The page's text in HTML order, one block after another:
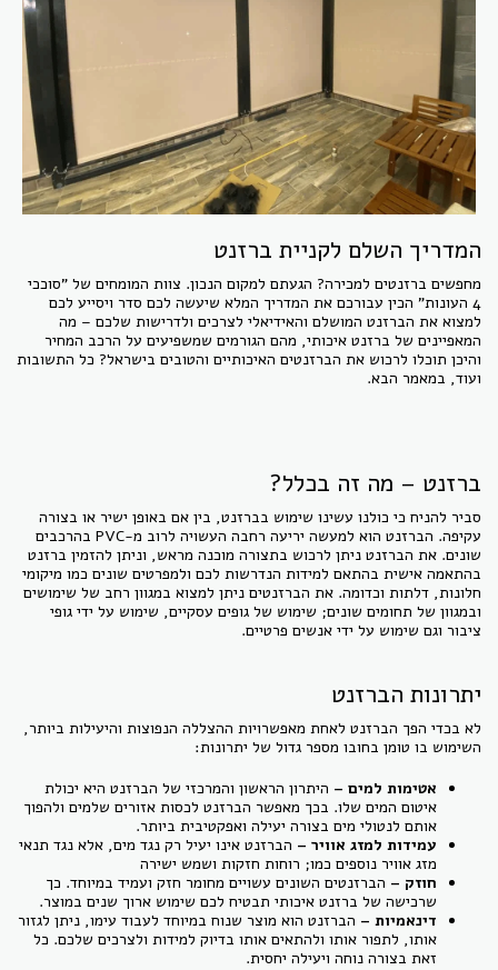
המדריך השלם לקניית ברזנט
מחפשים ברזנטים למכירה? הגעתם למקום הנכון. צוות המומחים של "סוככי
4 העונות" הכין עבורכם את המדריך המלא שיעשה לכם סדר ויסייע לכם
למצוא את הברזנט המושלם והאידיאלי לצרכים ולדרישות שלכם – מה
המאפיינים של ברזנט איכותי, מהם הגורמים שמשפיעים על הרכב המחיר
והיכן תוכלו לרכוש את הברזנטים האיכותיים והטובים בישראל? כל התשובות
ועוד, במאמר הבא.
ברזנט – מה זה בכלל?
סביר להניח כי כולנו עשינו שימוש בברזנט, בין אם באופן ישיר או בצורה
עקיפה. הברזנט הוא למעשה יריעה רחבה העשויה לרוב מ-PVC בהרכבים
שונים. את הברזנט ניתן לרכוש בתצורה מוכנה מראש, וניתן להזמין ברזנט
בהתאמה אישית בהתאם למידות הנדרשות לכם ולמפרטים שונים כמו מיקומי
חלונות, דלתות וכדומה. את הברזנטים ניתן למצוא במגוון רחב של שימושים
ובמגוון של תחומים שונים; שימוש של גופים עסקיים, שימוש על ידי גופי
ציבור וגם שימוש על ידי אנשים פרטיים.
יתרונות הברזנט
לא בכדי הפך הברזנט לאחת מאפשרויות ההצללה הנפוצות והיעילות ביותר,
השימוש בו טומן בחובו מספר גדול של יתרונות:
אטימות למים – היתרון הראשון והמרכזי של הברזנט היא יכולת
איטום המים שלו. בכך מאפשר הברזנט לכסות אזורים שלמים ולהפוך
אותם לנטולי מים בצורה יעילה ואפקטיבית ביותר.
עמידות למזג אוויר – הברזנט אינו יעיל רק נגד מים, אלא נגד תנאי
מזג אוויר נוספים כמו; רוחות חזקות ושמש ישירה
חוזק – הברזנטים השונים עשויים מחומר חזק ועמיד במיוחד. כך
שרכישה של ברזנט איכותי תבטיח לכם שימוש ארוך שנים במוצר.
דינאמיות – הברזנט הוא מוצר שנוח במיוחד לעבוד עימו, ניתן לגזור
אותו, לתפור אותו ולהתאים אותו בדיוק למידות ולצרכים שלכם. כל
זאת בצורה נוחה ויעילה יחסית.